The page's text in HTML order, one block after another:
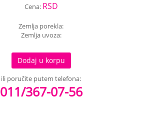
Cena: RSD
Zemlja porekla:
Zemlja uvoza:
Dodaj u korpu
ili poručite putem telefona:
011/367-07-56